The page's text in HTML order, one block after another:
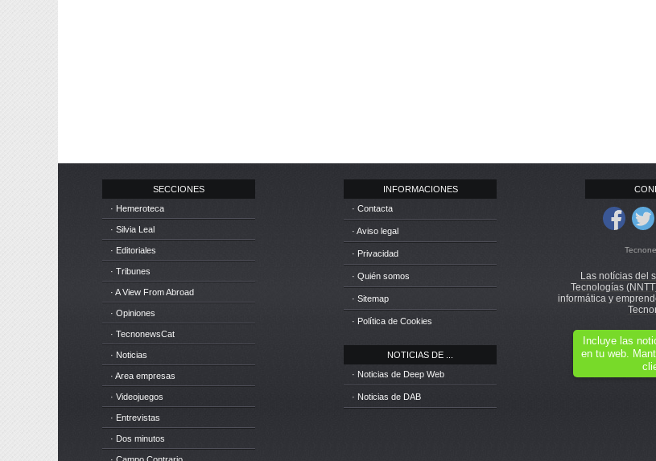
SECCIONES
· Hemeroteca
· Silvia Leal
· Editoriales
· Tribunes
· A View From Abroad
· Opiniones
· TecnonewsCat
· Noticias
· Area empresas
· Videojuegos
· Entrevistas
· Dos minutos
INFORMACIONES
· Contacta
· Aviso legal
· Privacidad
· Quién somos
· Sitemap
· Política de Cookies
NOTICIAS DE ...
· Noticias de Deep Web
· Noticias de DAB
Las notícias del
Tecnologías
informática y
Incluye las
en tu web.